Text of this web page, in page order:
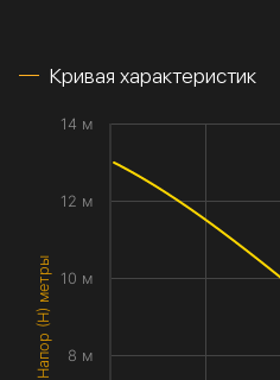
Кривая характеристик
Напор (H) метры 8 м
10 м
12 м
14 м